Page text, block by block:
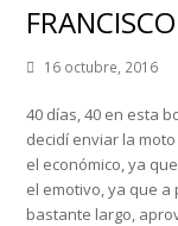
FRANCISCO
16 octubre, 2016
40 días, 40 en esta
decidí enviar la
el económico, ya
el emotivo, ya que
bastante largo,